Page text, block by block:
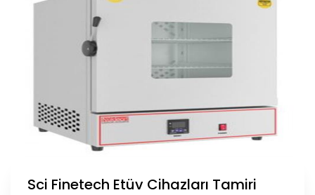
Sci Finetech Etüv Cihazları Tamiri